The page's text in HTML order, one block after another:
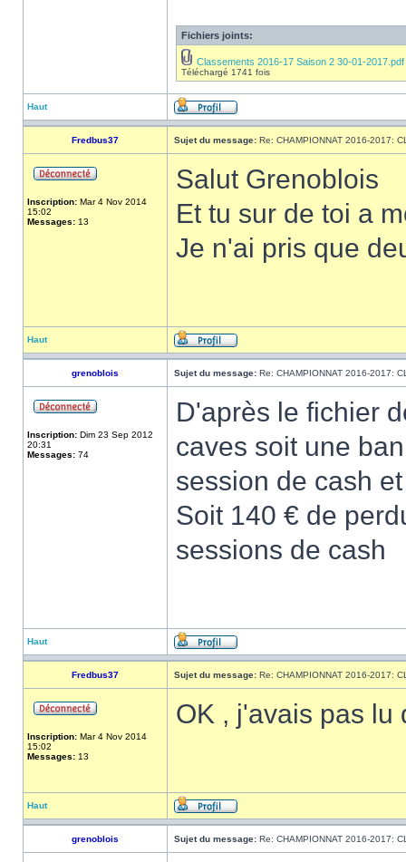
Fichiers joints:
Classements 2016-17 Saison 2 30-01-2017.pdf
Téléchargé 1741 fois
Haut
Fredbus37 Sujet du message: Re: CHAMPIONNAT 2016-2017:
Inscription: Mar 4 Nov 2014
15:02
Messages: 13
Salut Grenoblois
Et tu sur de toi a
Je n'ai pris que
Haut
grenoblois Sujet du message: Re: CHAMPIONNAT 2016-2017:
Inscription: Dim 23 Sep 2012
20:31
Messages: 74
D'après le fichier
caves soit une
session de cash
Soit 140 € de
sessions de cash
Haut
Fredbus37 Sujet du message: Re: CHAMPIONNAT 2016-2017:
Inscription: Mar 4 Nov 2014
15:02
Messages: 13
OK , j'avais pas lu
Haut
grenoblois Sujet du message: Re: CHAMPIONNAT 2016-2017: